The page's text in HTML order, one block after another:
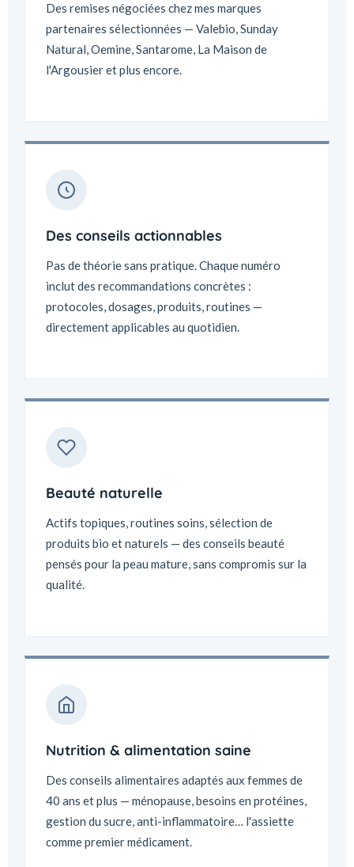
Des remises négociées chez mes marques
partenaires sélectionnées — Valebio, Sunday
Natural, Oemine, Santarome, La Maison de
l'Argousier et plus encore.
Des conseils actionnables
Pas de théorie sans pratique. Chaque numéro
inclut des recommandations concrètes :
protocoles, dosages, produits, routines —
directement applicables au quotidien.
Beauté naturelle
Actifs topiques, routines soins, sélection de
produits bio et naturels — des conseils beauté
pensés pour la peau mature, sans compromis sur la
qualité.
Nutrition & alimentation saine
Des conseils alimentaires adaptés aux femmes de
40 ans et plus — ménopause, besoins en protéines,
gestion du sucre, anti-inflammatoire… l'assiette
comme premier médicament.